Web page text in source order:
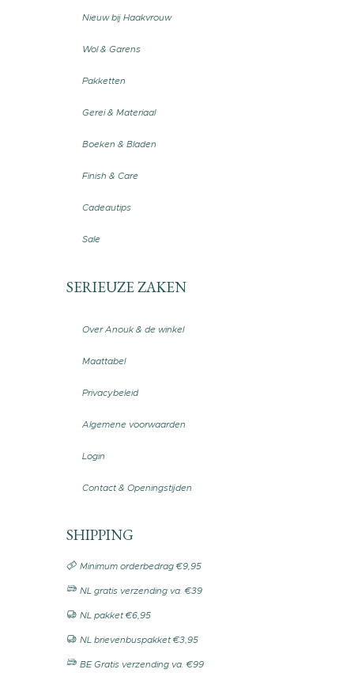
Nieuw bij Haakvrouw
Wol & Garens
Pakketten
Gerei & Materiaal
Boeken & Bladen
Finish & Care
Cadeautips
Sale
SERIEUZE ZAKEN
Over Anouk & de winkel
Maattabel
Privacybeleid
Algemene voorwaarden
Login
Contact & Openingstijden
SHIPPING
Minimum orderbedrag €9,95
NL gratis verzending va. €39
NL pakket €6,95
NL brievenbuspakket €3,95
BE Gratis verzending va. €99